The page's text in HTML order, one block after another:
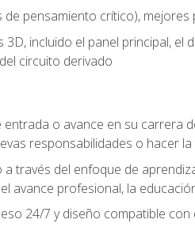
pensamiento crítico),
incluido el panel principal,
circuito derivado
o avance en su carrera
responsabilidades o hacer
través del enfoque de
avance profesional, la
24/7 y diseño compatible